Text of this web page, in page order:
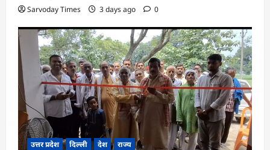
Sarvoday Times 3 days ago 0
उत्तर प्रदेश दिल्ली देश राज्य